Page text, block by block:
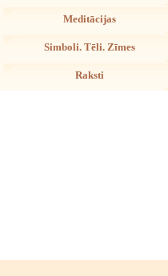
Meditācijas
Simboli. Tēli. Zīmes
Raksti